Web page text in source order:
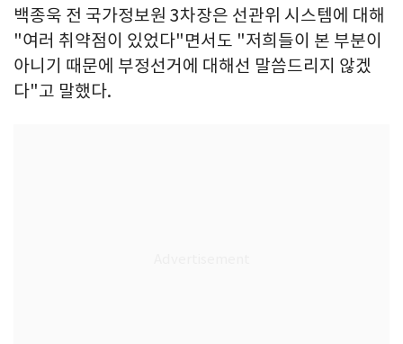
백종욱 전 국가정보원 3차장은 선관위 시스템에 대해
"여러 취약점이 있었다"면서도 "저희들이 본 부분이
아니기 때문에 부정선거에 대해선 말씀드리지 않겠
다"고 말했다.